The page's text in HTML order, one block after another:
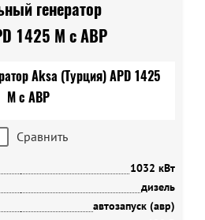
генератор
1425 M с АВР
Сравнить
1032 кВт
дизель
автозапуск (авр)